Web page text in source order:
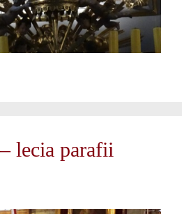
lecia parafii